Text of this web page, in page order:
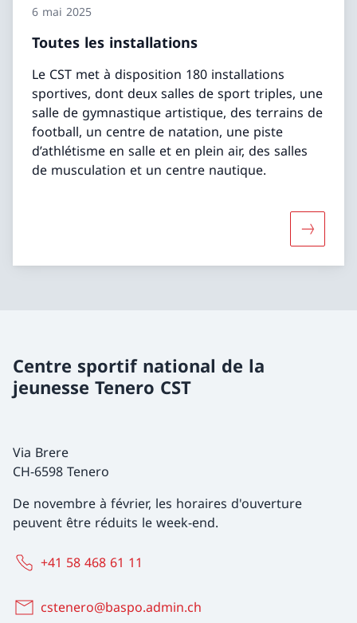
6 mai 2025
Toutes les installations
Le CST met à disposition 180 installations
sportives, dont deux salles de sport triples, une
salle de gymnastique artistique, des terrains de
football, un centre de natation, une piste
d’athlétisme en salle et en plein air, des salles
de musculation et un centre nautique.
Centre sportif national de la
jeunesse Tenero CST
Via Brere
CH-6598 Tenero
De novembre à février, les horaires d'ouverture
peuvent être réduits le week-end.
+41 58 468 61 11
cstenero@baspo.admin.ch